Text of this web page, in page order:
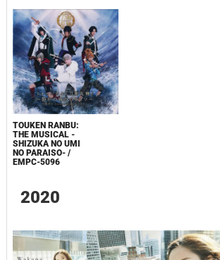
TOUKEN RANBU:
THE MUSICAL -
SHIZUKA NO UMI
NO PARAISO- /
EMPC-5096
2020